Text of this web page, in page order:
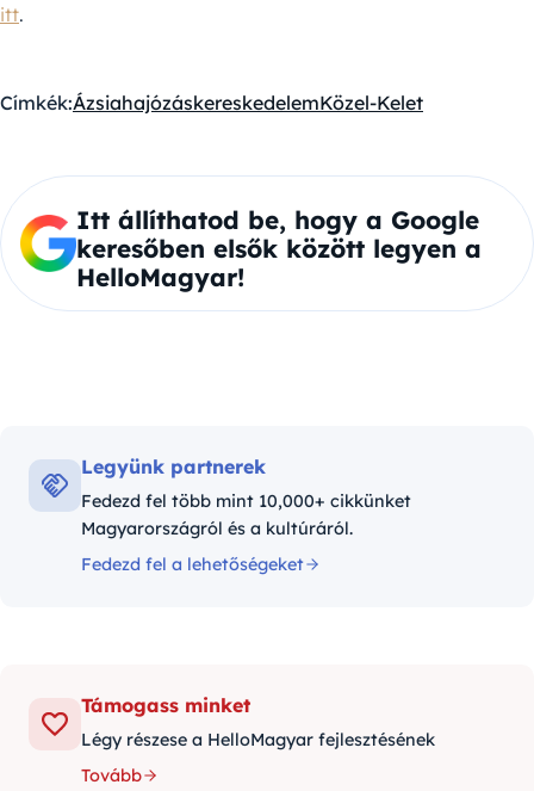
itt.
Címkék:ÁzsiahajózáskereskedelemKözel-Kelet
Itt állíthatod be, hogy a Google
keresőben elsők között legyen a
HelloMagyar!
Legyünk partnerek
Fedezd fel több mint 10,000+ cikkünket
Magyarországról és a kultúráról.
Fedezd fel a lehetőségeket
Támogass minket
Légy részese a HelloMagyar fejlesztésének
Tovább